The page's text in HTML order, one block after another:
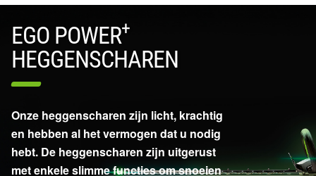
EGO POWER+
HEGGENSCHAREN
Onze heggenscharen zijn licht, krachtig
en hebben al het vermogen dat u nodig
hebt. De heggenscharen zijn uitgerust
met enkele slimme functies om snoeien